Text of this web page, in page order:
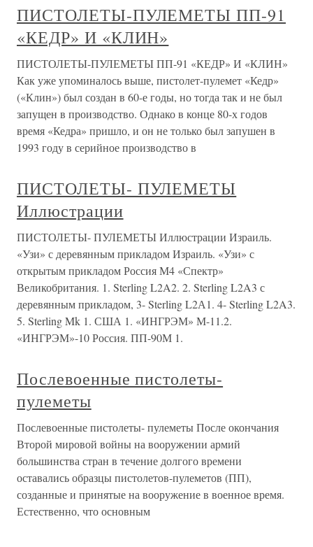
ПИСТОЛЕТЫ-ПУЛЕМЕТЫ ПП-91
«КЕДР» И «КЛИН»
ПИСТОЛЕТЫ-ПУЛЕМЕТЫ ПП-91 «КЕДР» И «КЛИН»
Как уже упоминалось выше, пистолет-пулемет «Кедр»
(«Клин») был создан в 60-е годы, но тогда так и не был
запущен в производство. Однако в конце 80-х годов
время «Кедра» пришло, и он не только был запушен в
1993 году в серийное производство в
ПИСТОЛЕТЫ- ПУЛЕМЕТЫ
Иллюстрации
ПИСТОЛЕТЫ- ПУЛЕМЕТЫ Иллюстрации Израиль.
«Узи» с деревянным прикладом Израиль. «Узи» с
открытым прикладом Россия М4 «Спектр»
Великобритания. 1. Sterling L2A2. 2. Sterling L2A3 с
деревянным прикладом, 3- Sterling L2А1. 4- Sterling L2A3.
5. Sterling Mk 1. США 1. «ИНГРЭМ» М-11.2.
«ИНГРЭМ»-10 Россия. ПП-90М 1.
Послевоенные пистолеты-
пулеметы
Послевоенные пистолеты- пулеметы После окончания
Второй мировой войны на вооружении армий
большинства стран в течение долгого времени
оставались образцы пистолетов-пулеметов (ПП),
созданные и принятые на вооружение в военное время.
Естественно, что основным